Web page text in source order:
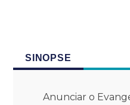
SINOPSE
Anunciar o